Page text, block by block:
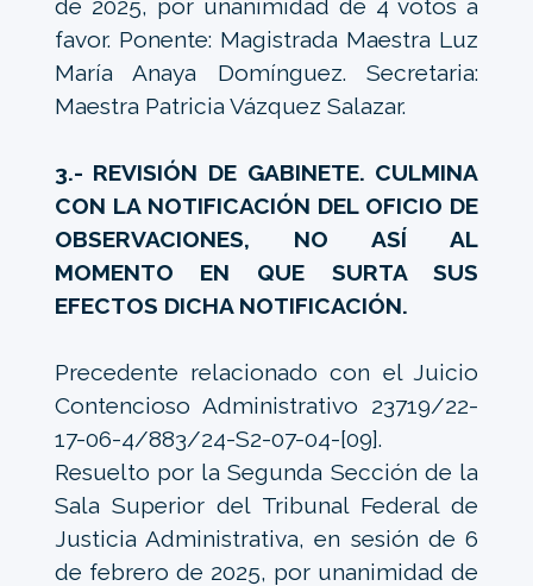
de 2025, por unanimidad de 4 votos a
favor. Ponente: Magistrada Maestra Luz
María Anaya Domínguez. Secretaria:
Maestra Patricia Vázquez Salazar.
3.- REVISIÓN DE GABINETE. CULMINA
CON LA NOTIFICACIÓN DEL OFICIO DE
OBSERVACIONES, NO ASÍ AL
MOMENTO EN QUE SURTA SUS
EFECTOS DICHA NOTIFICACIÓN.
Precedente relacionado con el Juicio
Contencioso Administrativo 23719/22-
17-06-4/883/24-S2-07-04-[09].
Resuelto por la Segunda Sección de la
Sala Superior del Tribunal Federal de
Justicia Administrativa, en sesión de 6
de febrero de 2025, por unanimidad de